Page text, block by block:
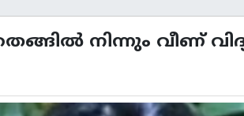
നിന്നും വീണ്